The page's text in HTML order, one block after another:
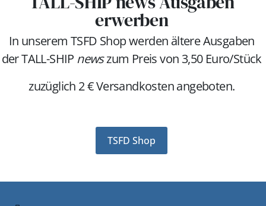
erwerben
In unserem TSFD Shop werden ältere Ausgaben
der TALL-SHIP newszum Preis von 3,50 Euro/Stück
zuzüglich 2 € Versandkosten angeboten.
TSFD Shop